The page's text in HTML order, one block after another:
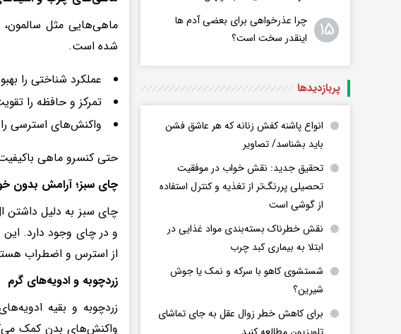
شده است.
عملکرد شناختی را
تمرکز و حافظه را
واکنش‌های استرسی
حتی کنسرو ماهی باکیفیت
چای سبز؛ آرامش بدون
چای سبز به دلیل داشتن
و در چای وجود دارد. این
از استرس و اضطراب
زردچوبه و ادویه‌های گرم
زردچوبه و بقیه
واکنش‌های بدن کمک
۱۵
چرا عذرخواهی برای بعضی آدم ها
اینقدر سخت است؟
پربازدید‌ها
انواع پاشنه کفش زنانه که هر عاشق فشن
باید بشناسد/ تصاویر
تحقیق جدید: نقش خواب در موفقیت
تحصیلی پررنگ‌تر از تغذیه و کنترل استفاده
از گوشی است
نقش خطرناک بسته‌بندی مواد غذایی در
ابتلا به بیماری کبد چرب
شستشوی کاهو با سرکه و نمک یا جوش
شیرین؟
برای کاهش خطر زوال عقل به جای تماشای